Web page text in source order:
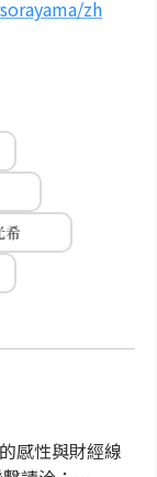
zh
希
感性與財經線